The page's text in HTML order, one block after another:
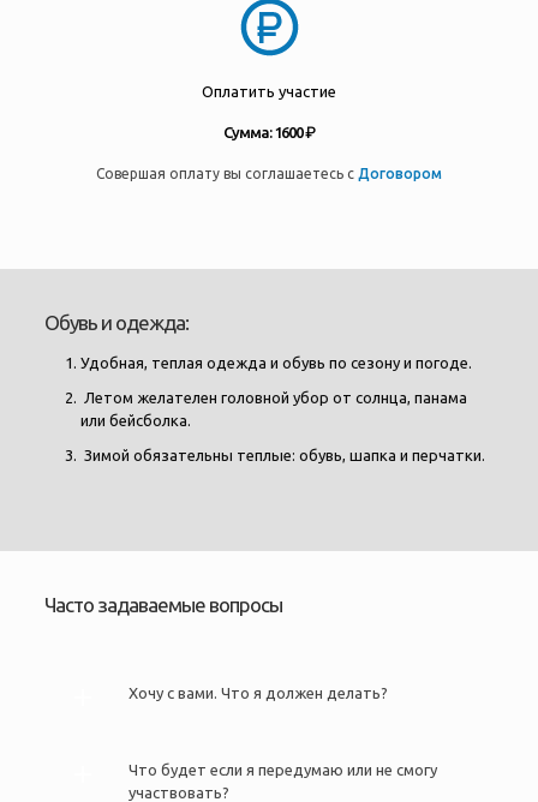
Оплатить участие
Сумма: 1600 ₽
Совершая оплату вы соглашаетесь с Договором
Обувь и одежда:
Удобная, теплая одежда и обувь по сезону и погоде.
Летом желателен головной убор от солнца, панама
или бейсболка.
Зимой обязательны теплые: обувь, шапка и перчатки.
Часто задаваемые вопросы
Хочу с вами. Что я должен делать?
Что будет если я передумаю или не смогу
участвовать?